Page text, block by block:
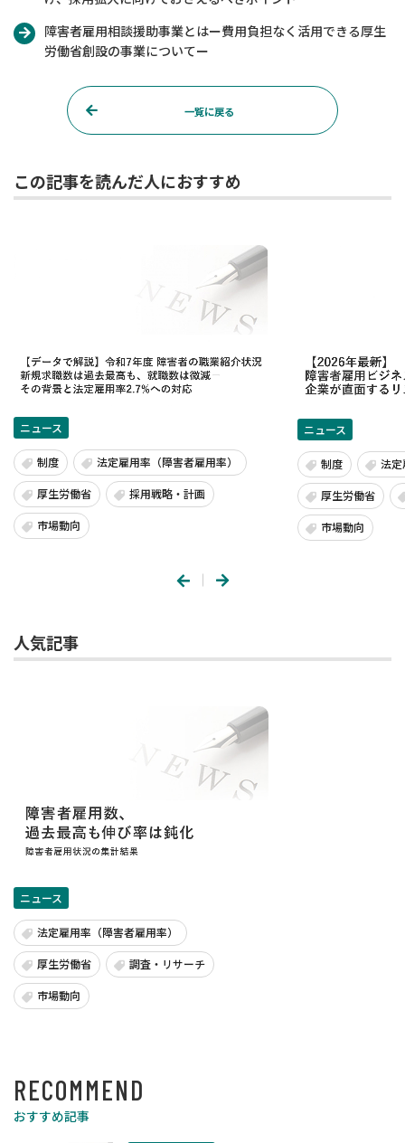
障害者雇用相談援助事業とはー費用負担なく活用できる厚生
労働省創設の事業についてー
一覧に戻る
RECOMMEND
おすすめ記事
この記事を読んだ人におすすめ
ニュース
制度 法定雇用率（障害者雇用率）
厚生労働省 採用戦略・計画
市場動向
ニュース
制度 法定
厚生労働省
市場動向
人気記事
ニュース
法定雇用率（障害者雇用率）
厚生労働省 調査・リサーチ
市場動向